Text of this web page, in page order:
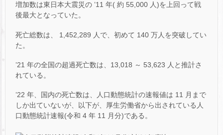
増加数は東日本大震災の ’11 年( 約 55,000 人)を上回って戦
後最大となっていた。
死亡総数は、 1,452,289 人で、初めて 140 万人を突破してい
た。
’21 年の全国の超過死亡数は、13,018 ～ 53,623 人と推計さ
れている。
’22 年、国内の死亡数は、人口動態統計の速報値は 11 月まで
しか出ていないが、以下が、厚生労働省から出されている人
口動態統計速報(令和 4 年 11 月分)である。